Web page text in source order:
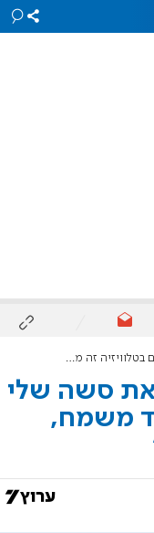
אבל גם שובר את הלב"
את סשה שלי
משמח,